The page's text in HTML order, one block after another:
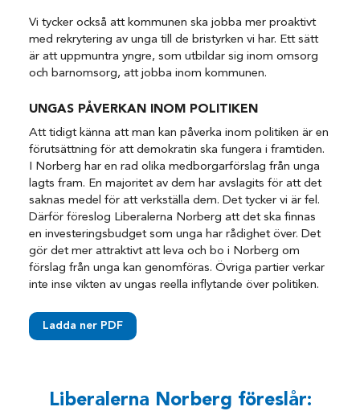
Vi tycker också att kommunen ska jobba mer proaktivt
med rekrytering av unga till de bristyrken vi har. Ett sätt
är att uppmuntra yngre, som utbildar sig inom omsorg
och barnomsorg, att jobba inom kommunen.
UNGAS PÅVERKAN INOM POLITIKEN
Att tidigt känna att man kan påverka inom politiken är en
förutsättning för att demokratin ska fungera i framtiden.
I Norberg har en rad olika medborgarförslag från unga
lagts fram. En majoritet av dem har avslagits för att det
saknas medel för att verkställa dem. Det tycker vi är fel.
Därför föreslog Liberalerna Norberg att det ska finnas
en investeringsbudget som unga har rådighet över. Det
gör det mer attraktivt att leva och bo i Norberg om
förslag från unga kan genomföras. Övriga partier verkar
inte inse vikten av ungas reella inflytande över politiken.
Ladda ner PDF
Liberalerna Norberg föreslår: